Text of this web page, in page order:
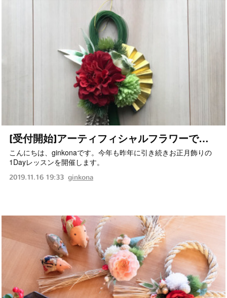
[受付開始]アーティフィシャルフラワーで…
こんにちは、ginkonaです。今年も昨年に引き続きお正月飾りの
1Dayレッスンを開催します。
2019.11.16 19:33 ginkona